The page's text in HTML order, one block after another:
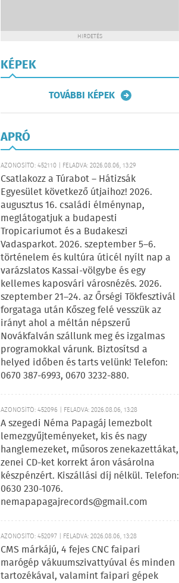
HIRDETÉS
KÉPEK
TOVÁBBI KÉPEK
APRÓ
AZONOSÍTÓ: 452110 | FELADVA: 2026.08.06, 13:29
Csatlakozz a Túrabot – Hátizsák
Egyesület következő útjaihoz! 2026.
augusztus 16. családi élménynap,
meglátogatjuk a budapesti
Tropicariumot és a Budakeszi
Vadasparkot. 2026. szeptember 5–6.
történelem és kultúra úticél nyílt nap a
varázslatos Kassai-völgybe és egy
kellemes kaposvári városnézés. 2026.
szeptember 21–24. az Őrségi Tökfesztivál
forgataga után Kőszeg felé vesszük az
irányt ahol a méltán népszerű
Novákfalván szállunk meg és izgalmas
programokkal várunk. Biztosítsd a
helyed időben és tarts velünk! Telefon:
0670 387-6993, 0670 3232-880.
AZONOSÍTÓ: 452096 | FELADVA: 2026.08.06, 13:28
A szegedi Néma Papagáj lemezbolt
lemezgyűjteményeket, kis és nagy
hanglemezeket, műsoros zenekazettákat,
zenei CD-ket korrekt áron vásárolna
készpénzért. Kiszállási díj nélkül. Telefon:
0630 230-1076.
nemapapagajrecords@gmail.com
AZONOSÍTÓ: 452097 | FELADVA: 2026.08.06, 13:28
CMS márkájú, 4 fejes CNC faipari
marógép vákuumszivattyúval és minden
tartozékával, valamint faipari gépek